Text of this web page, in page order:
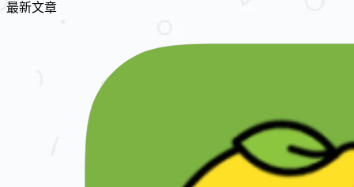
最新文章